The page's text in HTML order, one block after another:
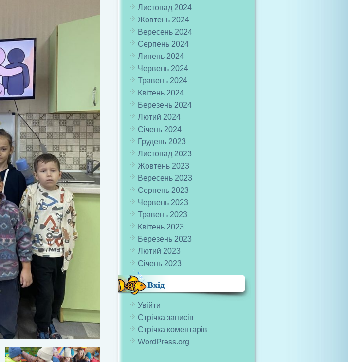
Листопад 2024
Жовтень 2024
Вересень 2024
Серпень 2024
Липень 2024
Червень 2024
Травень 2024
Квітень 2024
Березень 2024
Лютий 2024
Січень 2024
Грудень 2023
Листопад 2023
Жовтень 2023
Вересень 2023
Серпень 2023
Червень 2023
Травень 2023
Квітень 2023
Березень 2023
Лютий 2023
Січень 2023
Вхід
Увійти
Стрічка записів
Стрічка коментарів
WordPress.org